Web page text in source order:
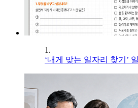
1.
‘내게 맞는 일자리 찾기’